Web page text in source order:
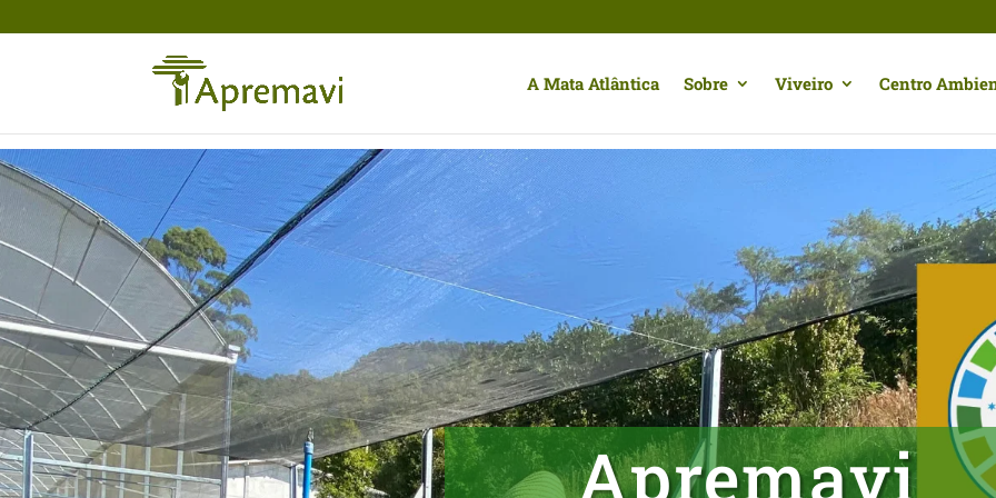
A Mata Atlântica Sobre Viveiro Centro
Apremavi